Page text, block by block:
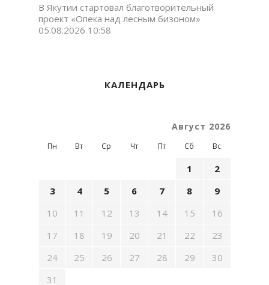
В Якутии стартовал благотворительный
проект «Опека над лесным бизоном»
05.08.2026 10:58
КАЛЕНДАРЬ
Август 2026
Пн Вт Ср Чт Пт Сб Вс
1
2
3
4 5 6 7 8
9
10
11 12 13 14 15
16
17
18 19 20 21 22
23
24
25 26 27 28 29
30
31